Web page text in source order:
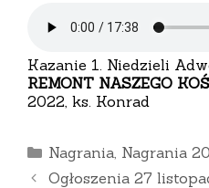
Kazanie 1. Niedzieli
REMONT NASZEGO
2022, ks. Konrad
Kategorie
Nagrania, Nagrania
Ogłoszenia 27